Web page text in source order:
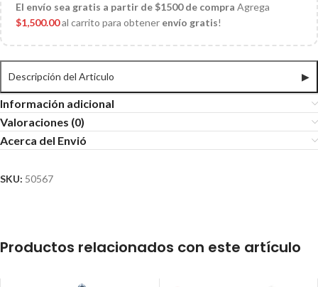
El envío sea gratis a partir de $1500 de compra Agrega
$1,500.00al carrito para obtener envío gratis!
Descripción del Articulo ▶
Información adicional
Valoraciones (0)
Acerca del Envió
SKU: 50567
Productos relacionados con este artículo